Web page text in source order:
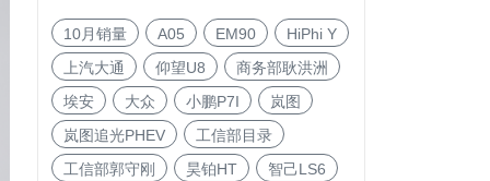
10月销量 A05 EM90
HiPhi Y
上汽大通
仰望U8
商务部耿洪洲
埃安
大众 小鹏P7I
岚图
岚图追光PHEV
工信部目录
工信部郭守刚
昊铂HT
智己LS6